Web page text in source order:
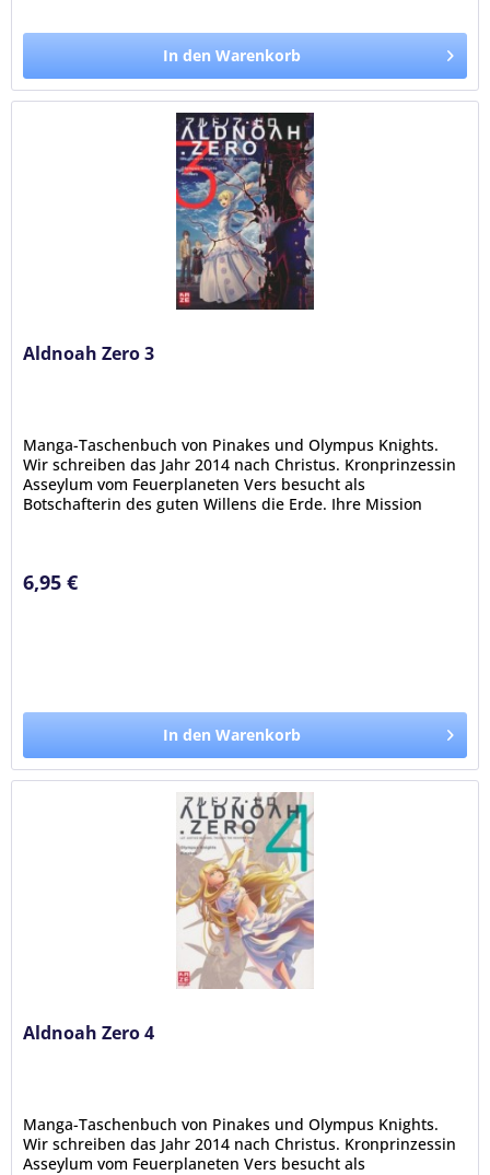
In den Warenkorb
Aldnoah Zero 3
Manga-Taschenbuch von Pinakes und Olympus Knights.
Wir schreiben das Jahr 2014 nach Christus. Kronprinzessin
Asseylum vom Feuerplaneten Vers besucht als
Botschafterin des guten Willens die Erde. Ihre Mission
6,95 €
In den Warenkorb
Aldnoah Zero 4
Manga-Taschenbuch von Pinakes und Olympus Knights.
Wir schreiben das Jahr 2014 nach Christus. Kronprinzessin
Asseylum vom Feuerplaneten Vers besucht als